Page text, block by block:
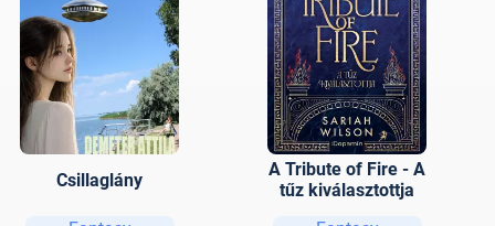
Csillaglány
A Tribute of Fire - A
tűz kiválasztottja